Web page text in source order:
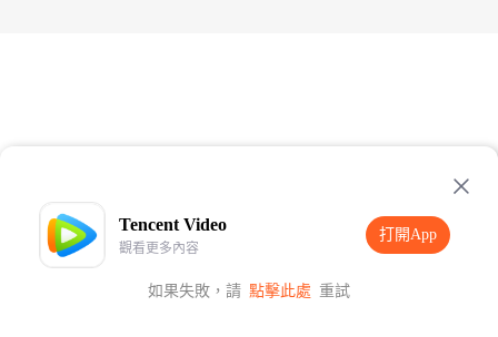
Tencent Video
觀看更多內容
打開App
如果失敗，請 點擊此處 重試
打開App